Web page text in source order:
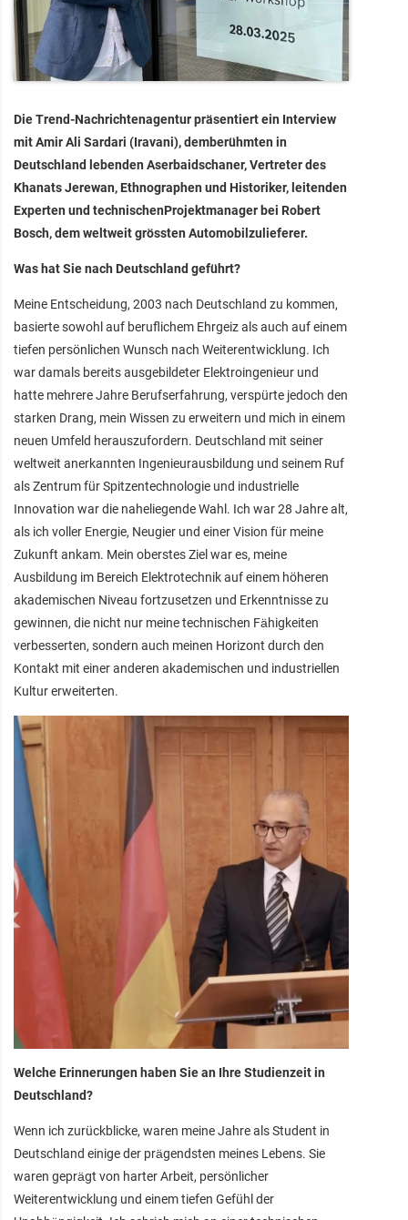
Die Trend-Nachrichtenagentur präsentiert ein Interview
mit Amir Ali Sardari (Iravani), demberühmten in
Deutschland lebenden Aserbaidschaner, Vertreter des
Khanats Jerewan, Ethnographen und Historiker, leitenden
Experten und technischenProjektmanager bei Robert
Bosch, dem weltweit grössten Automobilzulieferer.
Was hat Sie nach Deutschland geführt?
Meine Entscheidung, 2003 nach Deutschland zu kommen,
basierte sowohl auf beruflichem Ehrgeiz als auch auf einem
tiefen persönlichen Wunsch nach Weiterentwicklung. Ich
war damals bereits ausgebildeter Elektroingenieur und
hatte mehrere Jahre Berufserfahrung, verspürte jedoch den
starken Drang, mein Wissen zu erweitern und mich in einem
neuen Umfeld herauszufordern. Deutschland mit seiner
weltweit anerkannten Ingenieurausbildung und seinem Ruf
als Zentrum für Spitzentechnologie und industrielle
Innovation war die naheliegende Wahl. Ich war 28 Jahre alt,
als ich voller Energie, Neugier und einer Vision für meine
Zukunft ankam. Mein oberstes Ziel war es, meine
Ausbildung im Bereich Elektrotechnik auf einem höheren
akademischen Niveau fortzusetzen und Erkenntnisse zu
gewinnen, die nicht nur meine technischen Fähigkeiten
verbesserten, sondern auch meinen Horizont durch den
Kontakt mit einer anderen akademischen und industriellen
Kultur erweiterten.
Welche Erinnerungen haben Sie an Ihre Studienzeit in
Deutschland?
Wenn ich zurückblicke, waren meine Jahre als Student in
Deutschland einige der prägendsten meines Lebens. Sie
waren geprägt von harter Arbeit, persönlicher
Weiterentwicklung und einem tiefen Gefühl der